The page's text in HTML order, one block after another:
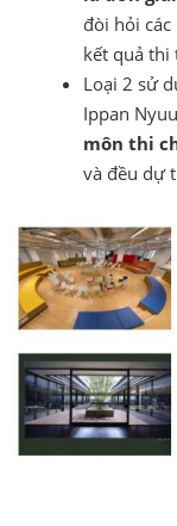
đòi hỏi các
kết quả thi
Loại 2 sử
Ippan
môn thi
và đều dự